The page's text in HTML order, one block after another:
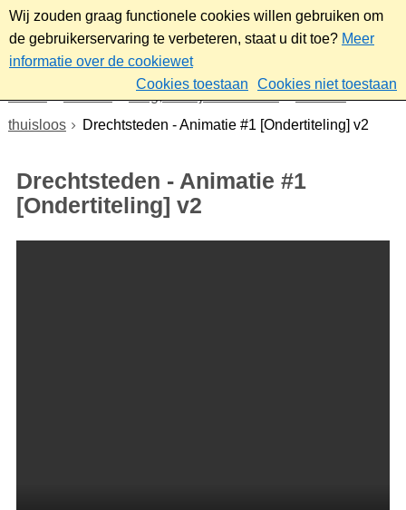
Wij zouden graag functionele cookies willen gebruiken om
de gebruikerservaring te verbeteren, staat u dit toe? Meer
informatie over de cookiewet
Cookies toestaan
Cookies niet toestaan
Zorg, welzijn & overlast
Dak- en
thuisloos
Drechtsteden - Animatie #1 [Ondertiteling] v2
Drechtsteden - Animatie #1
[Ondertiteling] v2